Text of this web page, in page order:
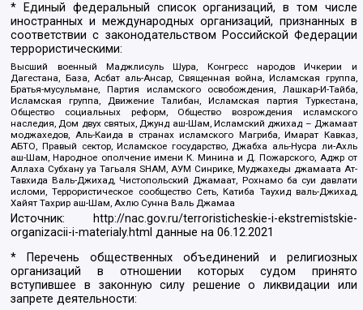
* Единый федеральный список организаций, в том числе
иностранных и международных организаций, признанных в
соответствии с законодательством Российской Федерации
террористическими:
Высший военный Маджлисуль Шура, Конгресс народов Ичкерии и
Дагестана, База, Асбат аль-Ансар, Священная война, Исламская группа,
Братья-мусульмане, Партия исламского освобождения, Лашкар-И-Тайба,
Исламская группа, Движение Талибан, Исламская партия Туркестана,
Общество социальных реформ, Общество возрождения исламского
наследия, Дом двух святых, Джунд аш-Шам, Исламский джихад – Джамаат
моджахедов, Аль-Каида в странах исламского Магриба, Имарат Кавказ,
АБТО, Правый сектор, Исламское государство, Джабха аль-Нусра ли-Ахль
аш-Шам, Народное ополчение имени К. Минина и Д. Пожарского, Аджр от
Аллаха Субхану уа Тагьаля SHAM, АУМ Синрике, Муджахеды джамаата Ат-
Тавхида Валь-Джихад, Чистопольский Джамаат, Рохнамо ба суи давлати
исломи, Террористическое сообщество Сеть, Катиба Таухид валь-Джихад,
Хайят Тахрир аш-Шам, Ахлю Сунна Валь Джамаа
Источник:
http://nac.gov.ru/terroristicheskie-i-ekstremistskie-
organizacii-i-materialy.html данные на06.12.2021
* Перечень общественных объединений и религиозных
организаций в отношении которых судом принято
вступившее в законную силу решение о ликвидации или
запрете деятельности: